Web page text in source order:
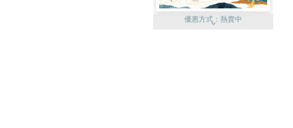
優惠方式： 熱賣中